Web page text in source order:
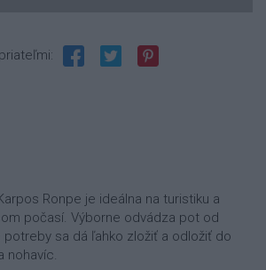
Ronpe je ideálna na turistiku a
počasí. Výborne odvádza pot od
potreby sa dá ľahko zložiť a odložiť do
nohavíc.